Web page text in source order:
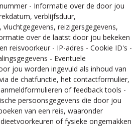
- Informatie over de door jou
verblijfsduur,
reizigersgegevens,
over de laatst door jou bekeken
reisvoorkeur - IP-adres - Cookie ID's -
- Eventuele
jou worden ingevuld als inhoud van
de chatfunctie, het contactformulier,
of feedback tools -
persoonsgegevens die door jou
van een reis, waaronder
of fysieke ongemakken